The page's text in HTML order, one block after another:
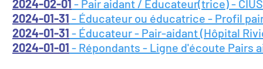
2024-02-01 - Pair aidant / Éducateur(trice) -
2024-01-31 - Éducateur ou éducatrice - Profil
2024-01-31 - Éducateur - Pair-aidant (Hôpital
2024-01-01 - Répondants - Ligne d'écoute Pairs